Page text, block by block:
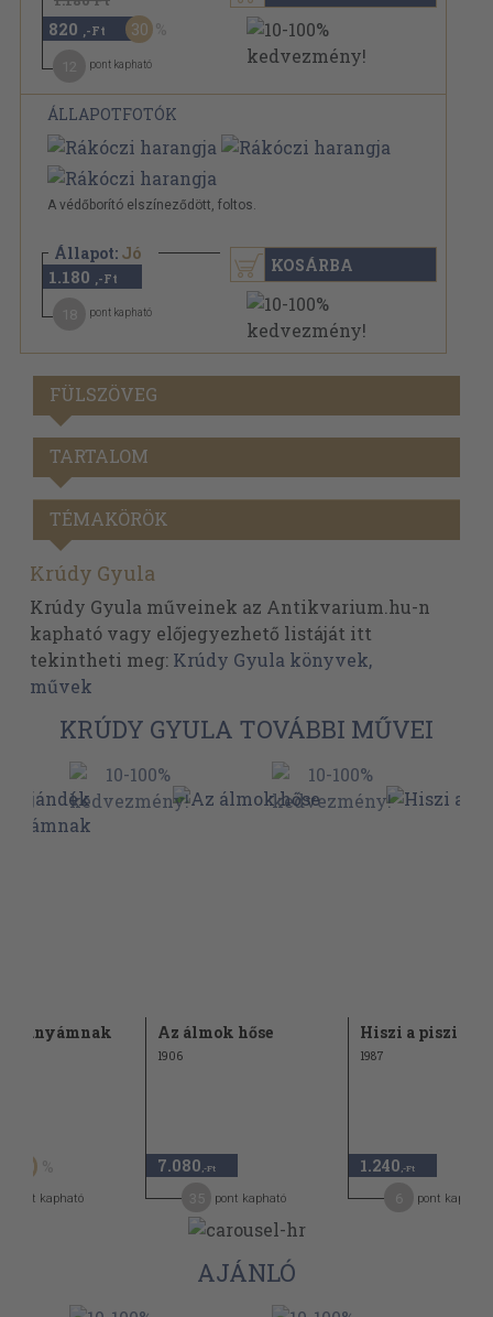
820 ,-Ft 30
pont kapható
ÁLLAPOTFOTÓK
A védőborító elszíneződött, foltos.
Állapot: Jó
1.180 ,-Ft
pont kapható
KOSÁRBA
FÜLSZÖVEG
TARTALOM
TÉMAKÖRÖK
Krúdy Gyula
Krúdy Gyula műveinek az Antikvarium.hu-n
kapható vagy előjegyezhető listáját itt
tekintheti meg: Krúdy Gyula könyvek,
művek
KRÚDY GYULA TOVÁBBI MŰVEI
anyámnak
50
pont kapható
Az álmok hőse
1906
7.080 ,-Ft
pont kapható
Hiszi a piszi
1987
1.240 ,-Ft
pont kapható
AJÁNLÓ